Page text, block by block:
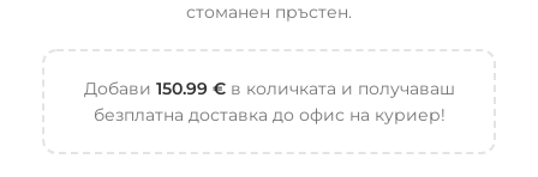
стоманен пръстен.
Добави 150.99 €в количката и получаваш
безплатна доставка до офис на куриер!